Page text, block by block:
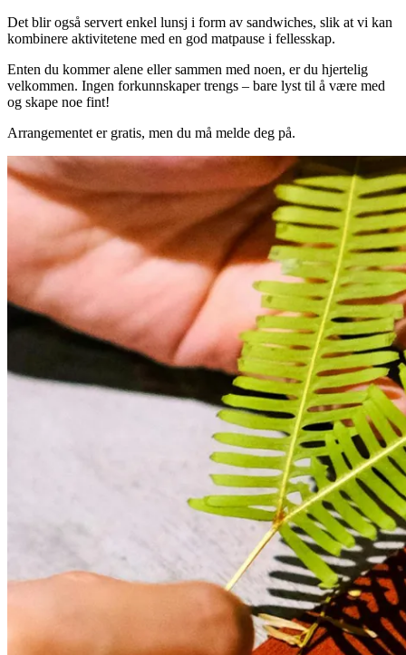
Det blir også servert enkel lunsj i form av sandwiches, slik at vi kan
kombinere aktivitetene med en god matpause i fellesskap.
Enten du kommer alene eller sammen med noen, er du hjertelig
velkommen. Ingen forkunnskaper trengs – bare lyst til å være med
og skape noe fint!
Arrangementet er gratis, men du må melde deg på.